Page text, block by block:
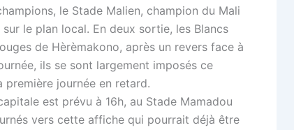
le Stade Malien, champion du Mali
le plan local. En deux sortie, les Blancs
de Hèrèmakono, après un revers face à
ils se sont largement imposés ce
première journée en retard.
est prévu à 16h, au Stade Mamadou
vers cette affiche qui pourrait déjà être